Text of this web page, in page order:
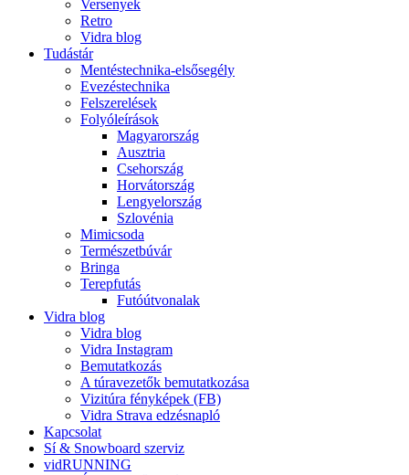
Versenyek
Retro
Vidra blog
Tudástár
Mentéstechnika-elsősegély
Evezéstechnika
Felszerelések
Folyóleírások
Magyarország
Ausztria
Csehország
Horvátország
Lengyelország
Szlovénia
Mimicsoda
Természetbúvár
Bringa
Terepfutás
Futóútvonalak
Vidra blog
Vidra blog
Vidra Instagram
Bemutatkozás
A túravezetők bemutatkozása
Vizitúra fényképek (FB)
Vidra Strava edzésnapló
Kapcsolat
Sí & Snowboard szerviz
vidRUNNING